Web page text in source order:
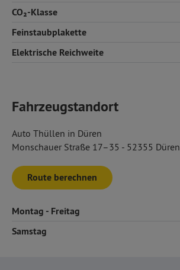
CO₂-Klasse
Feinstaubplakette
Elektrische Reichweite
Fahrzeugstandort
Auto Thüllen in Düren
Monschauer Straße 17–35 - 52355 Düren
Route berechnen
Montag - Freitag
Samstag